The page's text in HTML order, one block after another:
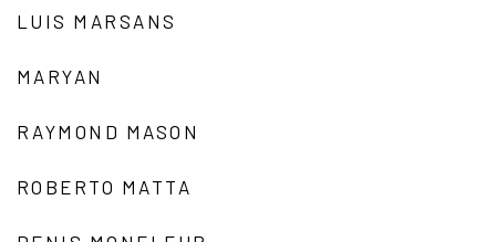
LUIS MARSANS
MARYAN
RAYMOND MASON
ROBERTO MATTA